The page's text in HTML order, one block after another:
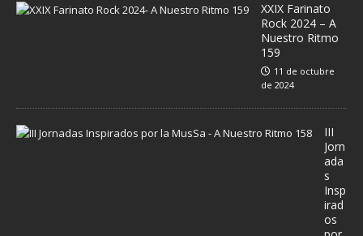
XXIX Farinato
Rock 2024 – A
Nuestro Ritmo
159
11 de octubre
de 2024
III
Jorn
ada
s
Insp
irad
os